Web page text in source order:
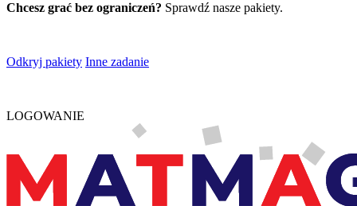
Chcesz grać bez ograniczeń? Sprawdź nasze pakiety.
Odkryj pakiety Inne zadanie
LOGOWANIE